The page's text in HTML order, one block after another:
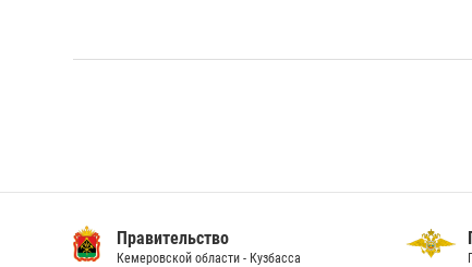
Правительство
Кемеровской области - Кузбасса